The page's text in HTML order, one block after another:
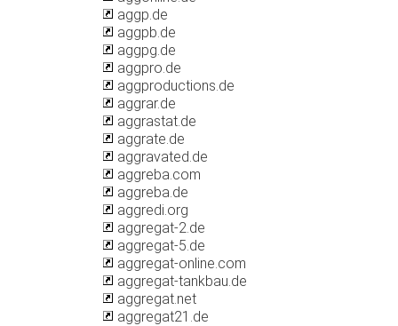
aggp.de
aggpb.de
aggpg.de
aggpro.de
aggproductions.de
aggrar.de
aggrastat.de
aggrate.de
aggravated.de
aggreba.com
aggreba.de
aggredi.org
aggregat-2.de
aggregat-5.de
aggregat-online.com
aggregat-tankbau.de
aggregat.net
aggregat21.de